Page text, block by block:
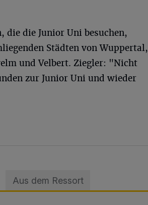
die die Junior Uni besuchen,
Städten von Wuppertal,
und Velbert. Ziegler: "Nicht
zur Junior Uni und wieder
Aus dem Ressort